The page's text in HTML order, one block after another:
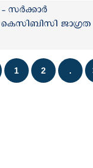
സർക്കാർ
ജാഗ്രത